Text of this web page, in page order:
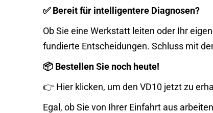
✅ Bereit für intelligentere Diagnosen?
Ob Sie eine Werkstatt leiten oder Ihr
fundierte Entscheidungen. Schluss mit
📦 Bestellen Sie noch heute!
👉 Hier klicken, um den VD10 jetzt zu
Egal, ob Sie von Ihrer Einfahrt aus